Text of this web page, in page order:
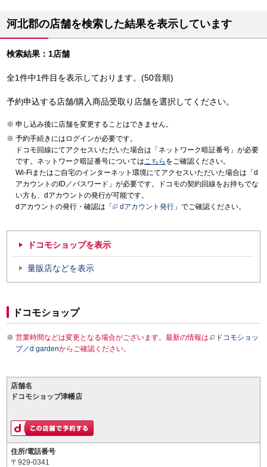
河北郡の店舗を検索した結果を表示しています
検索結果：1店舗
全1件中1件目を表示しております。(50音順)
予約申込する店舗/購入商品受取り店舗を選択してください。
申し込み後に店舗を変更することはできません。
予約手続きにはログインが必要です。
ドコモ回線にてアクセスいただいた場合は「ネットワーク暗証番号」が必要
です。ネットワーク暗証番号についてはこちら をご確認ください。
Wi-Fiまたはご自宅のインターネット環境にてアクセスいただいた場合は「d
アカウントのID／パスワード」が必要です。ドコモの契約回線をお持ちでな
い方も、dアカウントの発行が可能です。
dアカウントの発行・確認は「
dアカウント発行 」でご確認ください。
ドコモショップを表示
量販店などを表示
ドコモショップ
営業時間などは変更となる場合がございます。最新の情報は
ドコモショッ
プ／d gardenからご確認ください。
店舗名
ドコモショップ津幡店
住所/電話番号
〒929-0341